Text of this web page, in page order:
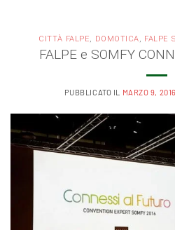
CITTÀ FALPE DOMOTICA FALPE
FALPE e SOMFY
PUBBLICATO IL MARZO 9, 2016